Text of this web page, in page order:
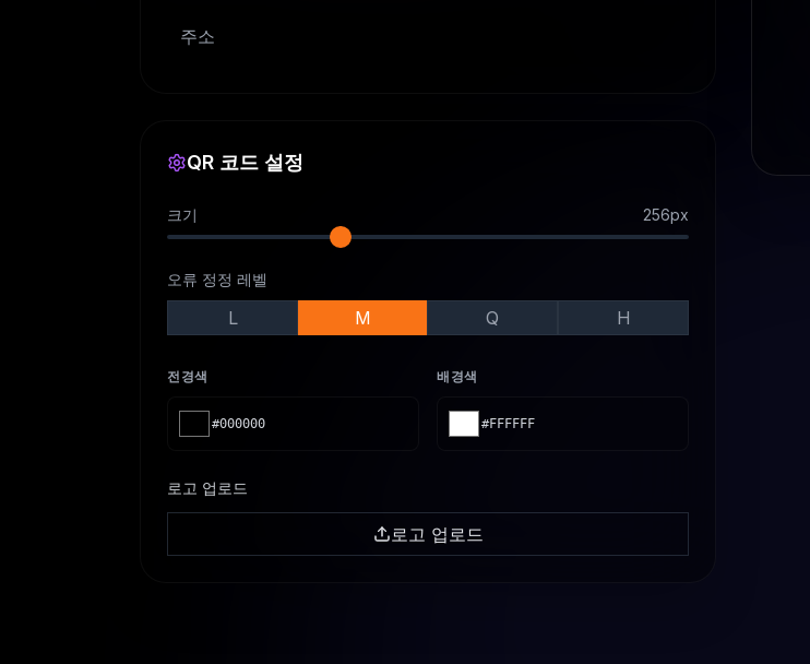
주소
QR 코드 설정
크기 256px
오류 정정 레벨
L M Q H
전경색
#000000
배경색
#FFFFFF
로고 업로드
로고 업로드